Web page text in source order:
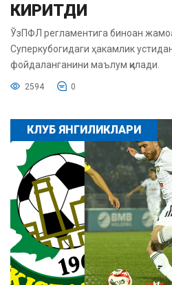
КИРИТДИ
ЎзПФЛ регламентига биноан
Суперкубогидаги ҳакамлик
фойдаланганини маълум қилади.
2594 0
КЛУБ ЯНГИЛИКЛАРИ